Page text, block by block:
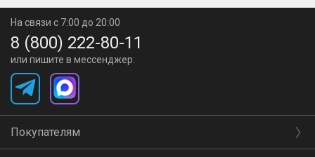
На связи с 7:00 до 20:00
8 (800) 222-80-11
или пишите в мессенджер:
Покупателям